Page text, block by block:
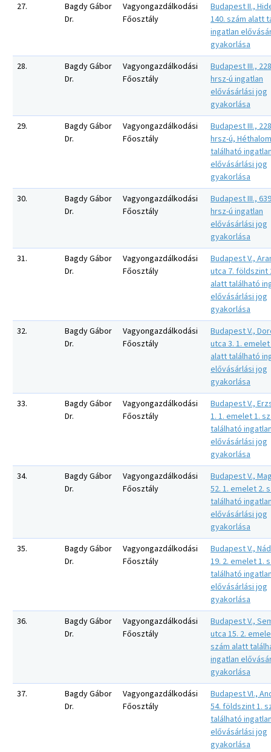
27.
Bagdy Gábor
Dr.
Vagyongazdálkodási
Főosztály
Budapest II.,
140. szám alatt
ingatlan
gyakorlása
28.
Bagdy Gábor
Dr.
Vagyongazdálkodási
Főosztály
Budapest III.,
hrsz-ú ingatlan
elővásárlási jog
gyakorlása
29.
Bagdy Gábor
Dr.
Vagyongazdálkodási
Főosztály
Budapest III.,
hrsz-ú,
található
elővásárlási jog
gyakorlása
30.
Bagdy Gábor
Dr.
Vagyongazdálkodási
Főosztály
Budapest III.,
hrsz-ú ingatlan
elővásárlási jog
gyakorlása
31.
Bagdy Gábor
Dr.
Vagyongazdálkodási
Főosztály
Budapest V.,
utca 7. földszint
alatt található
elővásárlási jog
gyakorlása
32.
Bagdy Gábor
Dr.
Vagyongazdálkodási
Főosztály
Budapest V.,
utca 3. 1.
alatt található
elővásárlási jog
gyakorlása
33.
Bagdy Gábor
Dr.
Vagyongazdálkodási
Főosztály
Budapest V.,
1. 1. emelet 1.
található
elővásárlási jog
gyakorlása
34.
Bagdy Gábor
Dr.
Vagyongazdálkodási
Főosztály
Budapest V.,
52. 1. emelet 2.
található
elővásárlási jog
gyakorlása
35.
Bagdy Gábor
Dr.
Vagyongazdálkodási
Főosztály
Budapest V.,
19. 2. emelet 1.
található
elővásárlási jog
gyakorlása
36.
Bagdy Gábor
Dr.
Vagyongazdálkodási
Főosztály
Budapest V.,
utca 15. 2.
szám alatt
ingatlan
gyakorlása
37.
Bagdy Gábor
Dr.
Vagyongazdálkodási
Főosztály
Budapest VI.,
54. földszint 1.
található
elővásárlási jog
gyakorlása